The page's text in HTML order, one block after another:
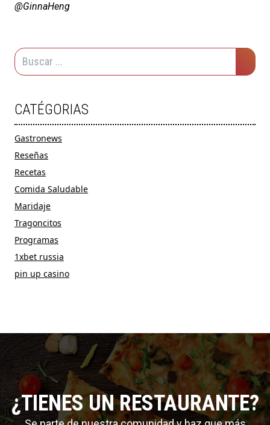
@GinnaHeng
CATÉGORIAS
Gastronews
Reseñas
Recetas
Comida Saludable
Maridaje
Tragoncitos
Programas
1xbet russia
pin up casino
¿TIENES UN RESTAURANTE?